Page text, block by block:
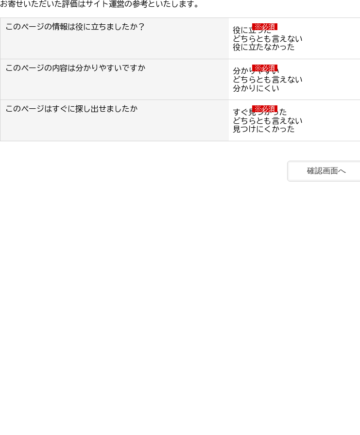
お寄せいただいた評価はサイト運営の参考といたします。
このページの情報は役に立ちましたか？ ※必須
役に立った
どちらとも言えない
役に立たなかった
このページの内容は分かりやすいですか ※必須
分かりやすい
どちらとも言えない
分かりにくい
このページはすぐに探し出せましたか ※必須
すぐ見つかった
どちらとも言えない
見つけにくかった